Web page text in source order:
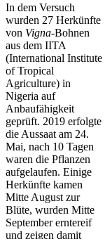
In dem Versuch
wurden 27 Herkünfte
von Vigna-Bohnen
aus dem IITA
(International Institute
of Tropical
Agriculture) in
Nigeria auf
Anbaufähigkeit
geprüft. 2019 erfolgte
die Aussaat am 24.
Mai, nach 10 Tagen
waren die Pflanzen
aufgelaufen. Einige
Herkünfte kamen
Mitte August zur
Blüte, wurden Mitte
September erntereif
und zeigen damit